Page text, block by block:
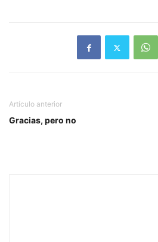
Artículo anterior
Gracias, pero no